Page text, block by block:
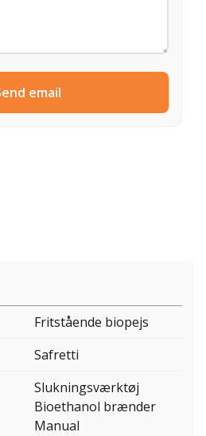
email
Fritstående biopejs
Safretti
Slukningsværktøj
Bioethanol brænder
Manual